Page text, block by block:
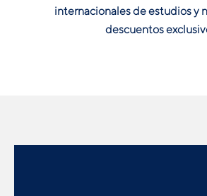
internacionales de estudios y
descuentos